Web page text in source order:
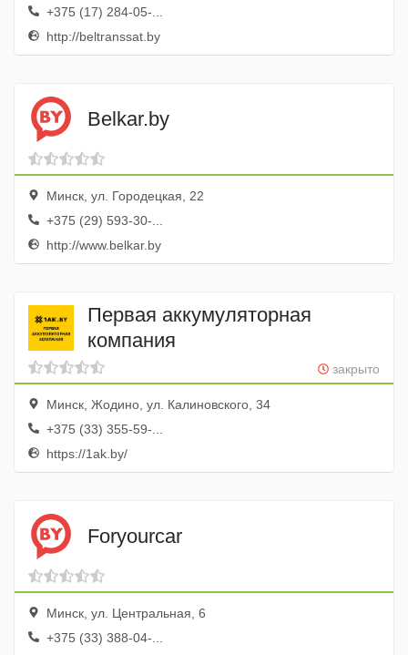
+375 (17) 284-05-...
http://beltranssat.by
Belkar.by
Минск, ул. Городецкая, 22
+375 (29) 593-30-...
http://www.belkar.by
Первая аккумуляторная
компания
закрыто
Минск, Жодино, ул. Калиновского, 34
+375 (33) 355-59-...
https://1ak.by/
Foryourcar
Минск, ул. Центральная, 6
+375 (33) 388-04-...